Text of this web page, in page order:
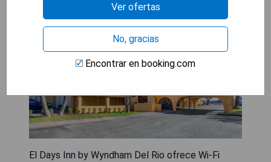
El Days Inn by Wyndham Del Rio ofrece Wi-Fi
Ver ofertas
No, gracias
Encontrar en booking.com